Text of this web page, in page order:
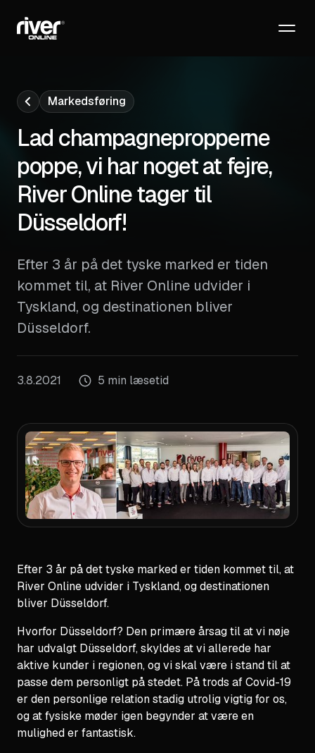
Logo Kit herunterladen (ZIP)
Markedsføring
Lad champagnepropperne
poppe, vi har noget at fejre,
River Online tager til
Düsseldorf!
Efter 3 år på det tyske marked er tiden
kommet til, at River Online udvider i
Tyskland, og destinationen bliver
Düsseldorf.
3.8.2021 5 min læsetid
Efter 3 år på det tyske marked er tiden kommet til, at
River Online udvider i Tyskland, og destinationen
bliver Düsseldorf.
Hvorfor Düsseldorf? Den primære årsag til at vi nøje
har udvalgt Düsseldorf, skyldes at vi allerede har
aktive kunder i regionen, og vi skal være i stand til at
passe dem personligt på stedet. På trods af Covid-19
er den personlige relation stadig utrolig vigtig for os,
og at fysiske møder igen begynder at være en
mulighed er fantastisk.